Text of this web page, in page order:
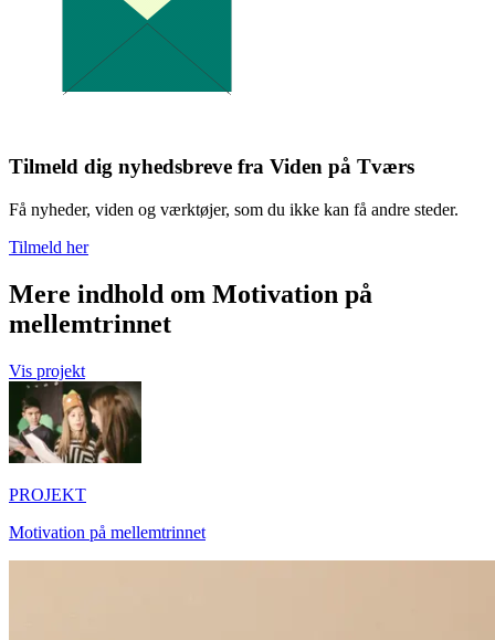
Tilmeld dig nyhedsbreve fra Viden på Tværs
Få nyheder, viden og værktøjer, som du ikke kan få andre steder.
Tilmeld her
Mere indhold om Motivation på
mellemtrinnet
Vis projekt
PROJEKT
Motivation på mellemtrinnet